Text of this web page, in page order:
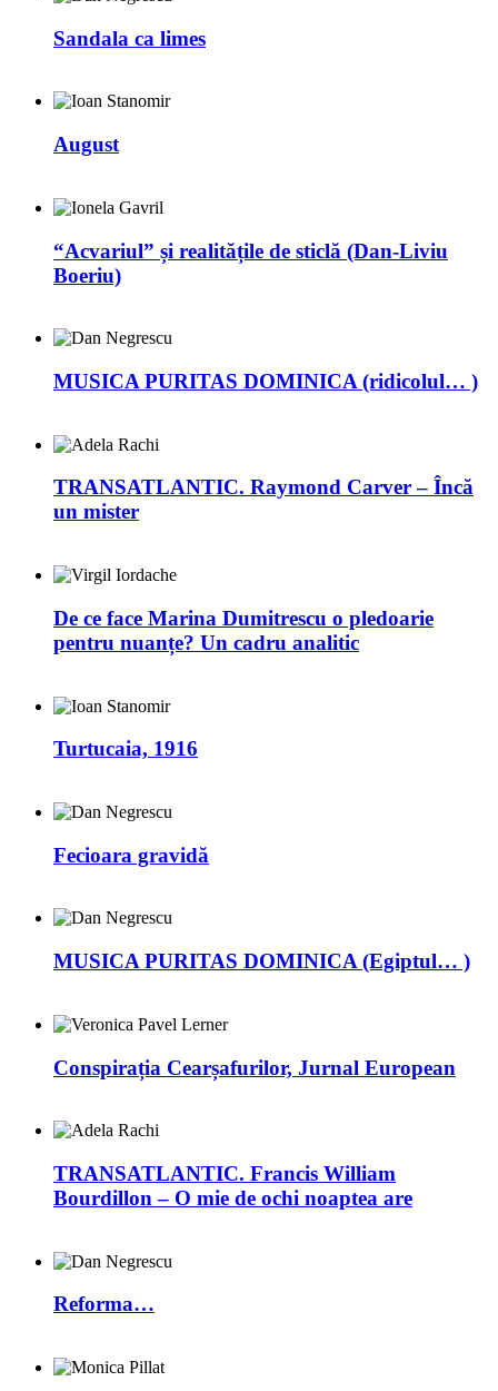
Sandala ca limes
August
“Acvariul” și realitățile de sticlă (Dan-Liviu
Boeriu)
MUSICA PURITAS DOMINICA (ridicolul… )
TRANSATLANTIC. Raymond Carver – Încă
un mister
De ce face Marina Dumitrescu o pledoarie
pentru nuanțe? Un cadru analitic
Turtucaia, 1916
Fecioara gravidă
MUSICA PURITAS DOMINICA (Egiptul… )
Conspirația Cearșafurilor, Jurnal European
TRANSATLANTIC. Francis William
Bourdillon – O mie de ochi noaptea are
Reforma…